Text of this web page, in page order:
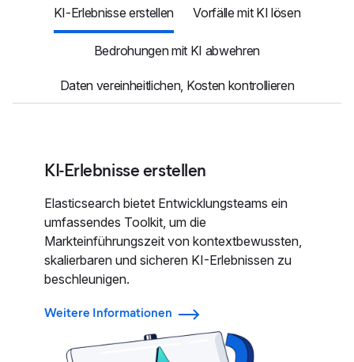
KI-Erlebnisse erstellen Vorfälle mit KI lösen
Bedrohungen mit KI abwehren
Daten vereinheitlichen, Kosten kontrollieren
KI-Erlebnisse erstellen
Elasticsearch bietet Entwicklungsteams ein
umfassendes Toolkit, um die
Markteinführungszeit von kontextbewussten,
skalierbaren und sicheren KI-Erlebnissen zu
beschleunigen.
Weitere Informationen